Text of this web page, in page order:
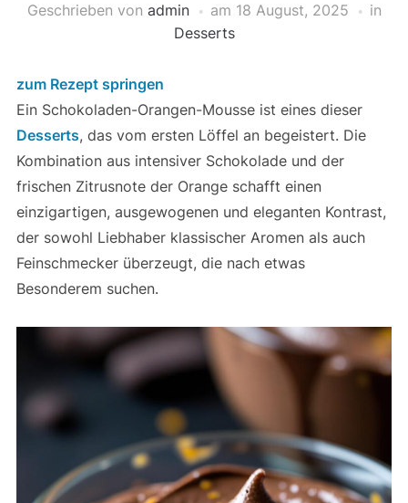
Geschrieben von admin am 18 August, 2025
in
Desserts
zum Rezept springen
Ein Schokoladen-Orangen-Mousse ist eines dieser
Desserts, das vom ersten Löffel an begeistert. Die
Kombination aus intensiver Schokolade und der
frischen Zitrusnote der Orange schafft einen
einzigartigen, ausgewogenen und eleganten Kontrast,
der sowohl Liebhaber klassischer Aromen als auch
Feinschmecker überzeugt, die nach etwas
Besonderem suchen.